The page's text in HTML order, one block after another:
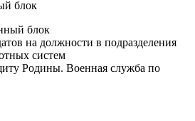
блок
блок
на должности в подразделения
систем
Родины. Военная служба по